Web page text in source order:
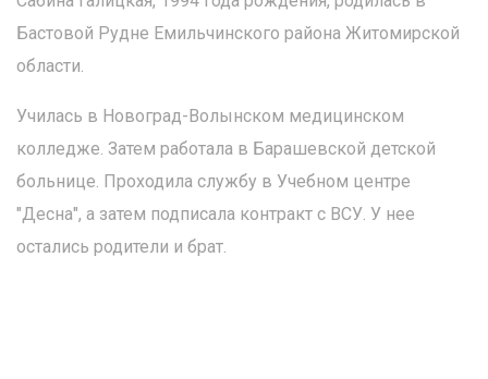
Бастовой Рудне Емильчинского района Житомирской
области.
Училась в Новоград-Волынском медицинском
колледже. Затем работала в Барашевской детской
больнице. Проходила службу в Учебном центре
"Десна", а затем подписала контракт с ВСУ. У нее
остались родители и брат.